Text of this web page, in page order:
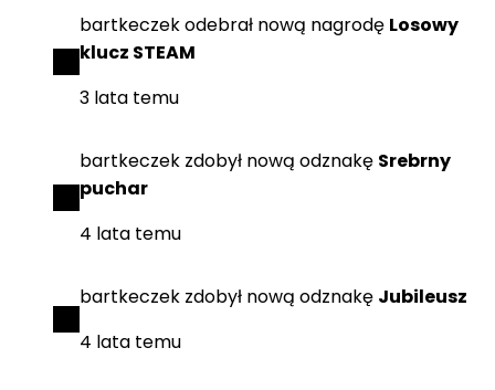
bartkeczekodebrał nową nagrodę Losowy
klucz STEAM
3 lata temu
bartkeczek zdobył nową odznakę Srebrny
puchar
4 lata temu
bartkeczek zdobył nową odznakę Jubileusz
4 lata temu